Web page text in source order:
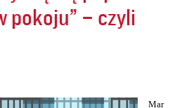
pokoju” – czyli
Mar